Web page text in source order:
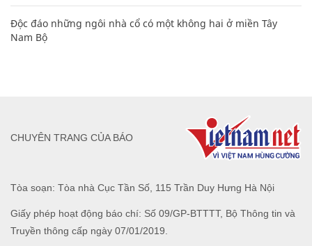
Độc đáo những ngôi nhà cổ có một không hai ở miền Tây
Nam Bộ
Tòa soạn: Tòa nhà Cục Tần Số, 115 Trần Duy Hưng Hà Nội
Giấy phép hoạt động báo chí: Số 09/GP-BTTTT, Bộ Thông tin và
Truyền thông cấp ngày 07/01/2019.
CHUYÊN TRANG CỦA BÁO